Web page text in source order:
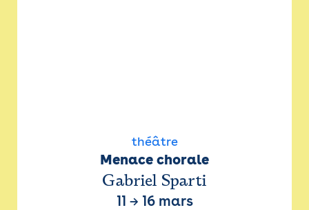
théâtre
Menace chorale
Gabriel Sparti
11 → 16 mars